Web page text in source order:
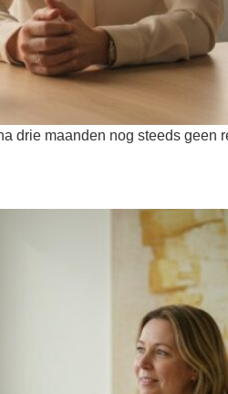
drie maanden nog steeds